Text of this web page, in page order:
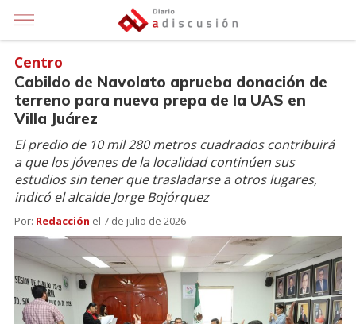
Centro
Cabildo de Navolato aprueba donación de
terreno para nueva prepa de la UAS en
Villa Juárez
El predio de 10 mil 280 metros cuadrados contribuirá
a que los jóvenes de la localidad continúen sus
estudios sin tener que trasladarse a otros lugares,
indicó el alcalde Jorge Bojórquez
Por: Redacción el 7 de julio de 2026